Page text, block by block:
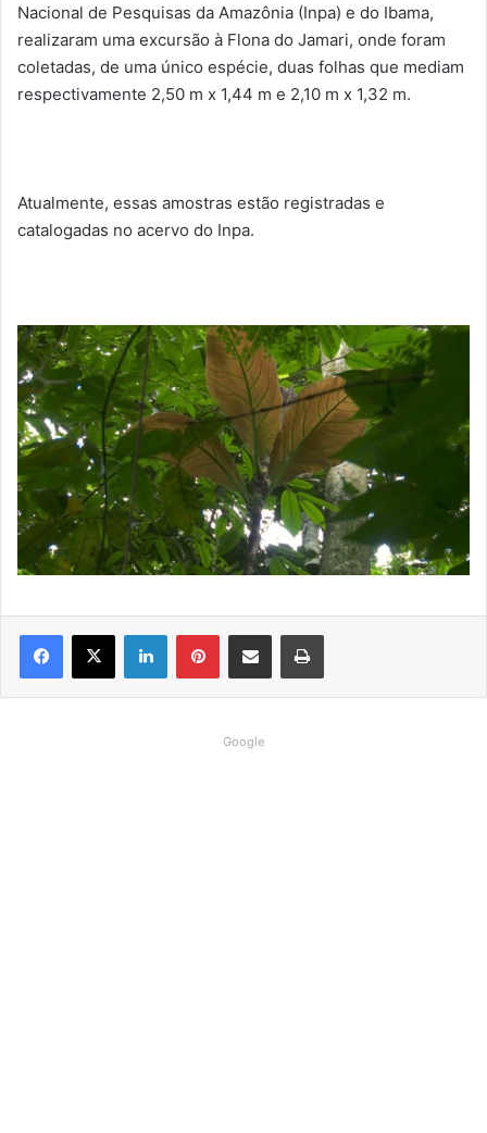
Nacional de Pesquisas da Amazônia (Inpa) e do Ibama,
realizaram uma excursão à Flona do Jamari, onde foram
coletadas, de uma único espécie, duas folhas que mediam
respectivamente 2,50 m x 1,44 m e 2,10 m x 1,32 m.
Atualmente, essas amostras estão registradas e
catalogadas no acervo do Inpa.
Google